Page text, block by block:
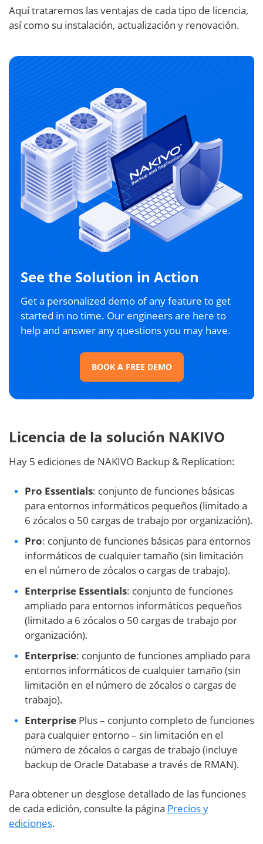
Aquí trataremos las ventajas de cada tipo de licencia,
así como su instalación, actualización y renovación.
See the Solution in Action
Get a personalized demo of any feature to get
started in no time. Our engineers are here to
help and answer any questions you may have.
BOOK A FREE DEMO
Licencia de la solución NAKIVO
Hay 5 ediciones de NAKIVO Backup & Replication:
Pro Essentials: conjunto de funciones básicas
para entornos informáticos pequeños (limitado a
6 zócalos o 50 cargas de trabajo por organización).
Pro: conjunto de funciones básicas para entornos
informáticos de cualquier tamaño (sin limitación
en el número de zócalos o cargas de trabajo).
Enterprise Essentials: conjunto de funciones
ampliado para entornos informáticos pequeños
(limitado a 6 zócalos o 50 cargas de trabajo por
organización).
Enterprise: conjunto de funciones ampliado para
entornos informáticos de cualquier tamaño (sin
limitación en el número de zócalos o cargas de
trabajo).
Enterprise Plus – conjunto completo de funciones
para cualquier entorno – sin limitación en el
número de zócalos o cargas de trabajo (incluye
backup de Oracle Database a través de RMAN).
Para obtener un desglose detallado de las funciones
de cada edición, consulte la página Precios y
ediciones.